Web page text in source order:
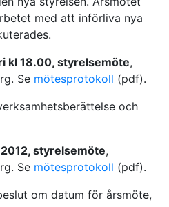
med att införliva nya
kl 18.00, styrelsemöte,
Se mötesprotokoll (pdf).
och
styrelsemöte,
Se mötesprotokoll (pdf).
om datum för årsmöte,